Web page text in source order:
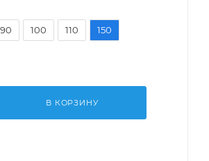
90 100 110 150
В КОРЗИНУ